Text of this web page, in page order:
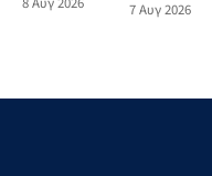
Αιγαίου
7 Αυγ 2026